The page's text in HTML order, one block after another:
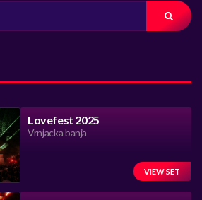
Lovefest 2025
Vrnjacka banja
VIEW SET